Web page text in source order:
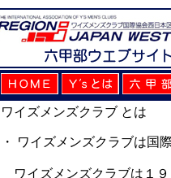
ワイズメンズクラブ とは
・ ワイズメンズクラブは国
ワイズメンズクラブは１９